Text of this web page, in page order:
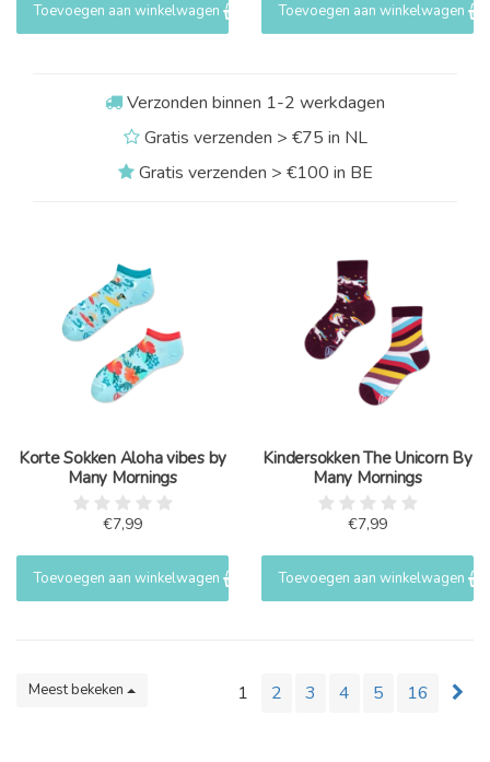
Toevoegen aan winkelwagen Toevoegen aan winkelwagen
Verzonden binnen 1-2 werkdagen
Gratis verzenden > €75 in NL
Gratis verzenden > €100 in BE
Korte Sokken Aloha vibes by
Many Mornings
€7,99
Toevoegen aan winkelwagen
Kindersokken The Unicorn By
Many Mornings
€7,99
Toevoegen aan winkelwagen
Meest bekeken 1 2 3 4 5 16